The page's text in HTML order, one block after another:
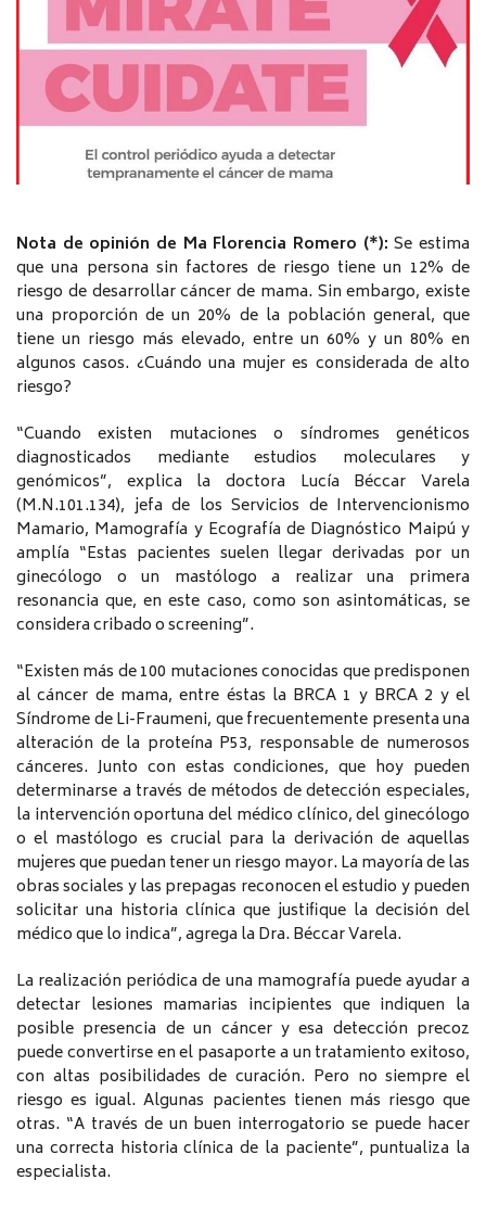
Nota de opinión de Ma Florencia Romero (*): Se estima
que una persona sin factores de riesgo tiene un 12% de
riesgo de desarrollar cáncer de mama. Sin embargo, existe
una proporción de un 20% de la población general, que
tiene un riesgo más elevado, entre un 60% y un 80% en
algunos casos. ¿Cuándo una mujer es considerada de alto
riesgo?
“Cuando existen mutaciones o síndromes genéticos
diagnosticados mediante estudios moleculares y
genómicos”, explica la doctora Lucía Béccar Varela
(M.N.101.134), jefa de los Servicios de Intervencionismo
Mamario, Mamografía y Ecografía de Diagnóstico Maipú y
amplía “Estas pacientes suelen llegar derivadas por un
ginecólogo o un mastólogo a realizar una primera
resonancia que, en este caso, como son asintomáticas, se
considera cribado o screening”.
“Existen más de 100 mutaciones conocidas que predisponen
al cáncer de mama, entre éstas la BRCA 1 y BRCA 2 y el
Síndrome de Li-Fraumeni, que frecuentemente presenta una
alteración de la proteína P53, responsable de numerosos
cánceres. Junto con estas condiciones, que hoy pueden
determinarse a través de métodos de detección especiales,
la intervención oportuna del médico clínico, del ginecólogo
o el mastólogo es crucial para la derivación de aquellas
mujeres que puedan tener un riesgo mayor. La mayoría de las
obras sociales y las prepagas reconocen el estudio y pueden
solicitar una historia clínica que justifique la decisión del
médico que lo indica”, agrega la Dra. Béccar Varela.
La realización periódica de una mamografía puede ayudar a
detectar lesiones mamarias incipientes que indiquen la
posible presencia de un cáncer y esa detección precoz
puede convertirse en el pasaporte a un tratamiento exitoso,
con altas posibilidades de curación. Pero no siempre el
riesgo es igual. Algunas pacientes tienen más riesgo que
otras. “A través de un buen interrogatorio se puede hacer
una correcta historia clínica de la paciente”, puntualiza la
especialista.